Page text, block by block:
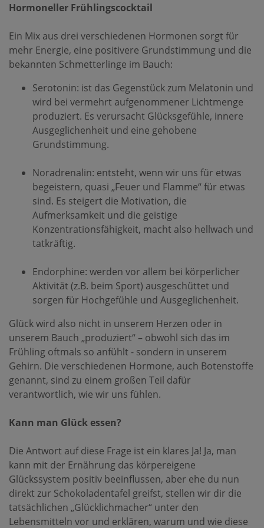
Hormoneller Frühlingscocktail
Ein Mix aus drei verschiedenen Hormonen sorgt für
mehr Energie, eine positivere Grundstimmung und die
bekannten Schmetterlinge im Bauch:
Serotonin: ist das Gegenstück zum Melatonin und
wird bei vermehrt aufgenommener Lichtmenge
produziert. Es verursacht Glücksgefühle, innere
Ausgeglichenheit und eine gehobene
Grundstimmung.
Noradrenalin: entsteht, wenn wir uns für etwas
begeistern, quasi „Feuer und Flamme“ für etwas
sind. Es steigert die Motivation, die
Aufmerksamkeit und die geistige
Konzentrationsfähigkeit, macht also hellwach und
tatkräftig.
Endorphine: werden vor allem bei körperlicher
Aktivität (z.B. beim Sport) ausgeschüttet und
sorgen für Hochgefühle und Ausgeglichenheit.
Glück wird also nicht in unserem Herzen oder in
unserem Bauch „produziert“ – obwohl sich das im
Frühling oftmals so anfühlt - sondern in unserem
Gehirn. Die verschiedenen Hormone, auch Botenstoffe
genannt, sind zu einem großen Teil dafür
verantwortlich, wie wir uns fühlen.
Kann man Glück essen?
Die Antwort auf diese Frage ist ein klares Ja! Ja, man
kann mit der Ernährung das körpereigene
Glückssystem positiv beeinflussen, aber ehe du nun
direkt zur Schokoladentafel greifst, stellen wir dir die
tatsächlichen „Glücklichmacher“ unter den
Lebensmitteln vor und erklären, warum und wie diese